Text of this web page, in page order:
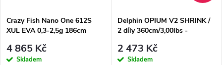
Crazy Fish Nano One 612S
XUL EVA 0,3-2,5g 186cm
4 865 Kč
Skladem
Delphin OPIUM V2 SHRINK /
2 díly 360cm/3,00lbs -
2 473 Kč
Skladem